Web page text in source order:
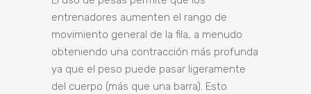
entrenadores aumenten el rango de
movimiento general de la fila, a menudo
obteniendo una contracción más profunda
ya que el peso puede pasar ligeramente
del cuerpo (más que una barra). Esto